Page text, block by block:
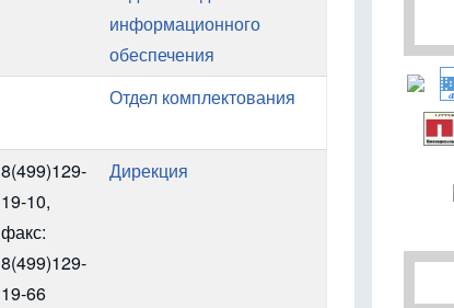
информационного
обеспечения
Отдел комплектования
8(499)129-
19-10,
факс:
8(499)129-
19-66
Дирекция